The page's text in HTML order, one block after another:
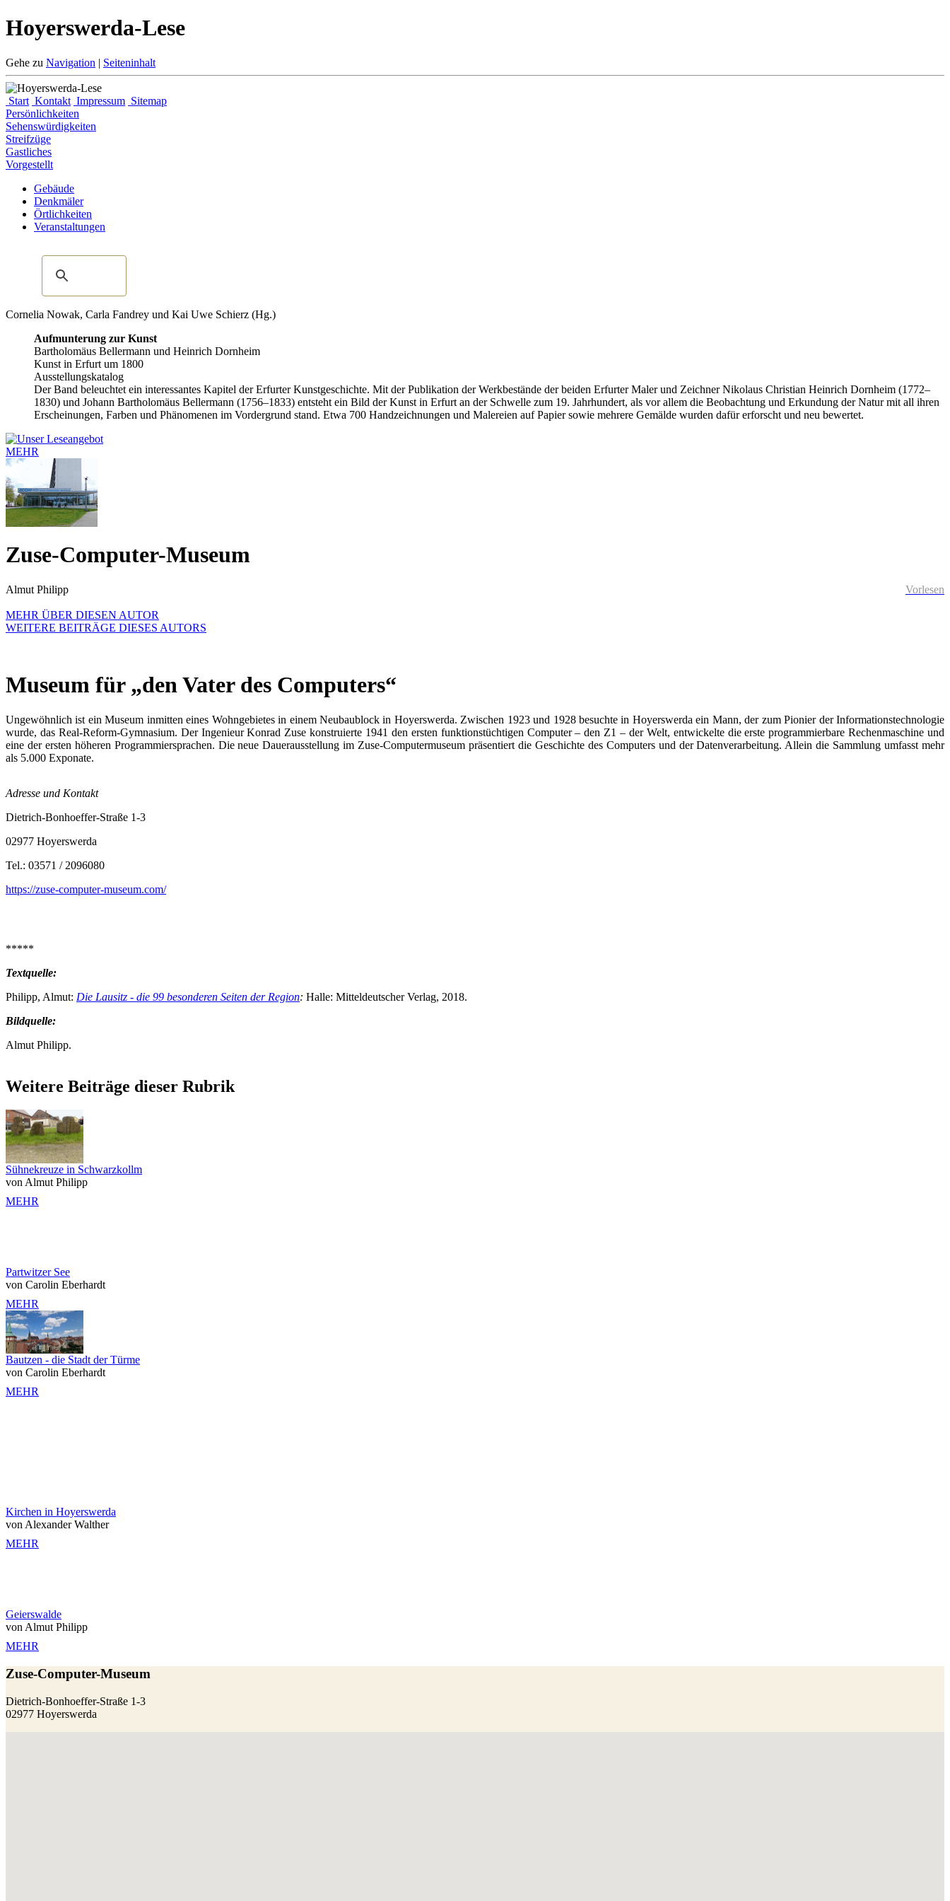
Hoyerswerda-Lese
Gehe zu Navigation | Seiteninhalt
Start Kontakt Impressum Sitemap
Persönlichkeiten
Sehenswürdigkeiten
Streifzüge
Gastliches
Vorgestellt
Gebäude
Denkmäler
Örtlichkeiten
Veranstaltungen
Cornelia Nowak, Carla Fandrey und Kai Uwe Schierz (Hg.)
Aufmunterung zur Kunst
Bartholomäus Bellermann und Heinrich Dornheim
Kunst in Erfurt um 1800
Ausstellungskatalog
Der Band beleuchtet ein interessantes Kapitel der Erfurter Kunstgeschichte. Mit der Publikation der Werkbestände der beiden Erfurter Maler und Zeichner Nikolaus Christian Heinrich Dornheim (1772–
1830) und Johann Bartholomäus Bellermann (1756–1833) entsteht ein Bild der Kunst in Erfurt an der Schwelle zum 19. Jahrhundert, als vor allem die Beobachtung und Erkundung der Natur mit all ihren
Erscheinungen, Farben und Phänomenen im Vordergrund stand. Etwa 700 Handzeichnungen und Malereien auf Papier sowie mehrere Gemälde wurden dafür erforscht und neu bewertet.
MEHR
Zuse-Computer-Museum
Vorlesen
Almut Philipp
MEHR ÜBER DIESEN AUTOR
WEITERE BEITRÄGE DIESES AUTORS
Museum für „den Vater des Computers“
Ungewöhnlich ist ein Museum inmitten eines Wohngebietes in einem Neubaublock in Hoyerswerda. Zwischen 1923 und 1928 besuchte in Hoyerswerda ein Mann, der zum Pionier der Informationstechnologie
wurde, das Real-Reform-Gymnasium. Der Ingenieur Konrad Zuse konstruierte 1941 den ersten funktionstüchtigen Computer– den Z1 – der Welt, entwickelte die erste programmierbare Rechenmaschine und
eine der ersten höheren Programmiersprachen. Die neue Dauerausstellung im Zuse-Computermuseum präsentiert die Geschichte des Computers und der Datenverarbeitung. Allein die Sammlung umfasst mehr
als 5.000 Exponate.
Adresse und Kontakt
Dietrich-Bonhoeffer-Straße 1-3
02977 Hoyerswerda
Tel.: 03571 / 2096080
https://zuse-computer-museum.com/
*****
Textquelle:
Philipp, Almut: Die Lausitz - die 99 besonderen Seiten der Region: Halle: Mitteldeutscher Verlag, 2018.
Bildquelle:
Almut Philipp.
Weitere Beiträge dieser Rubrik
Sühnekreuze in Schwarzkollm
von Almut Philipp
MEHR
Partwitzer See
von Carolin Eberhardt
MEHR
Bautzen - die Stadt der Türme
von Carolin Eberhardt
MEHR
Kirchen in Hoyerswerda
von Alexander Walther
MEHR
Geierswalde
von Almut Philipp
MEHR
Zuse-Computer-Museum
Dietrich-Bonhoeffer-Straße 1-3
02977 Hoyerswerda